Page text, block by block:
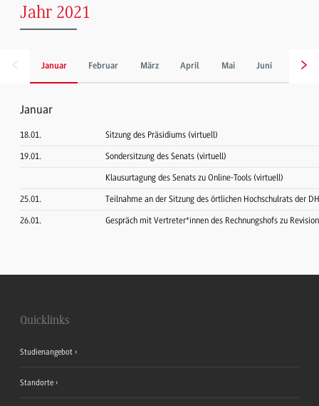
Jahr 2021
Januar Februar März April Mai Juni Juli
Januar
18.01. Sitzung des Präsidiums (virtuell)
19.01. Sondersitzung des Senats (virtuell)
Klausurtagung des Senats zu Online-Tools (virtuell)
25.01. Teilnahme an der Sitzung des örtlichen Hochschulrats der
26.01. Gespräch mit Vertreter*innen des Rechnungshofs zu
Quicklinks
Studienangebot
Standorte